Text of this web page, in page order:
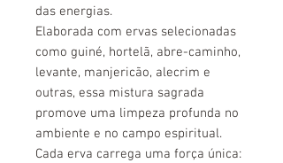
das energias.
Elaborada com ervas selecionadas
como guiné, hortelã, abre-caminho,
levante, manjericão, alecrim e
outras, essa mistura sagrada
promove uma limpeza profunda no
ambiente e no campo espiritual.
Cada erva carrega uma força única: